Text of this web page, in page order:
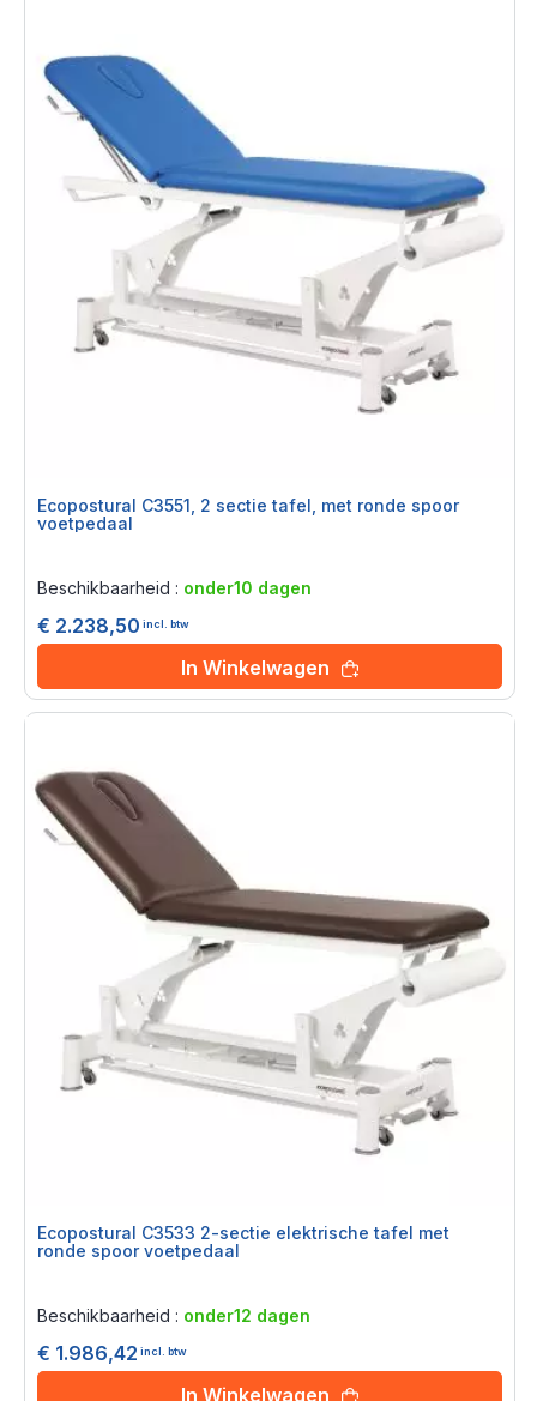
Ecopostural C3551, 2 sectie tafel, met ronde spoor
voetpedaal
Beschikbaarheid : onder10 dagen
€ 2.238,50 incl. btw
In Winkelwagen
Ecopostural C3533 2-sectie elektrische tafel met
ronde spoor voetpedaal
Beschikbaarheid : onder12 dagen
€ 1.986,42 incl. btw
In Winkelwagen